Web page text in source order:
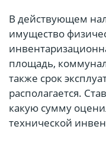
В действующем
имущество
площадь,
также срок
располагается.
какую сумму
технической